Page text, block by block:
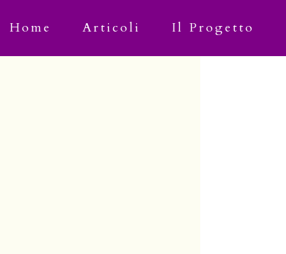
Home Articoli Il Progetto